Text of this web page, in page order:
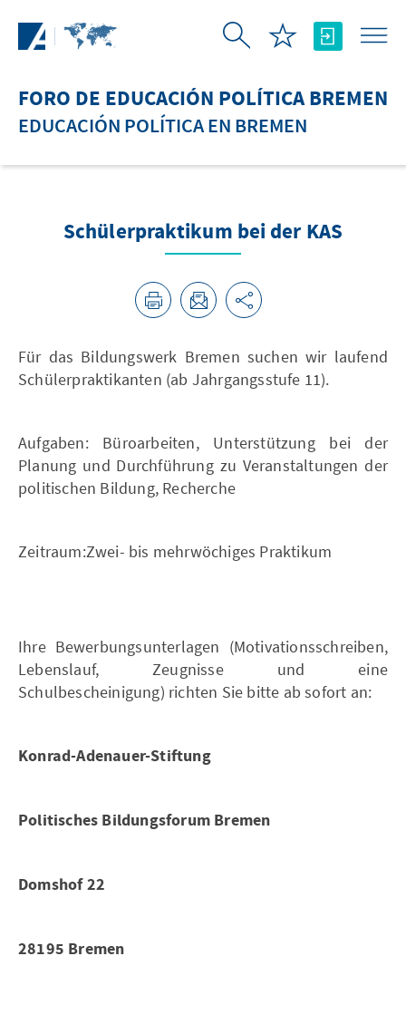
FORO DE EDUCACIÓN POLÍTICA BREMEN
EDUCACIÓN POLÍTICA EN BREMEN
Schülerpraktikum bei der KAS
Für das Bildungswerk Bremen suchen wir laufend
Schülerpraktikanten (ab Jahrgangsstufe 11).
Aufgaben: Büroarbeiten, Unterstützung bei der
Planung und Durchführung zu Veranstaltungen der
politischen Bildung, Recherche
Zeitraum:Zwei- bis mehrwöchiges Praktikum
Ihre Bewerbungsunterlagen (Motivationsschreiben,
Lebenslauf, Zeugnisse und eine
Schulbescheinigung) richten Sie bitte ab sofort an:
Konrad-Adenauer-Stiftung
Politisches Bildungsforum Bremen
Domshof 22
28195 Bremen